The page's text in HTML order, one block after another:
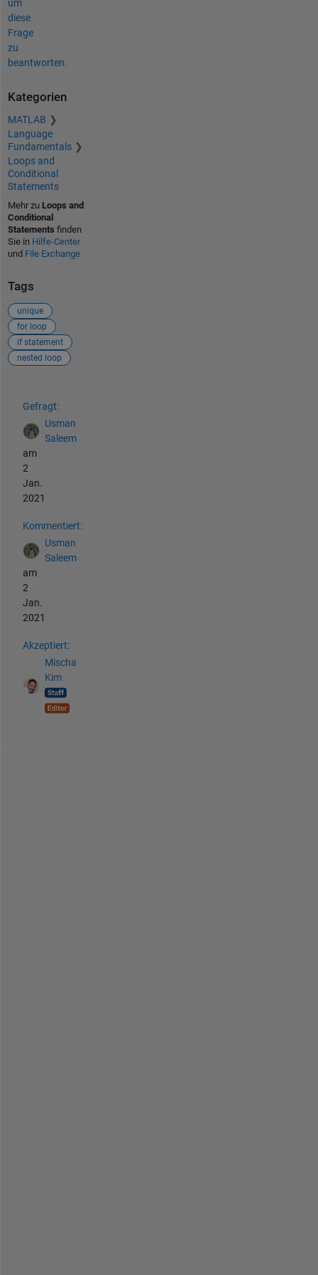
um
diese
Frage
zu
beantworten.
Kategorien
MATLAB
Language
Fundamentals
Loops and
Conditional
Statements
Mehr zu Loops and
Conditional
Statements finden
Sie in Hilfe-Center
und File Exchange
Tags
unique
for loop
if statement
nested loop
Gefragt:
Usman
Saleem
am
2
Jan.
2021
Kommentiert:
Usman
Saleem
am
2
Jan.
2021
Akzeptiert:
Mischa
Kim